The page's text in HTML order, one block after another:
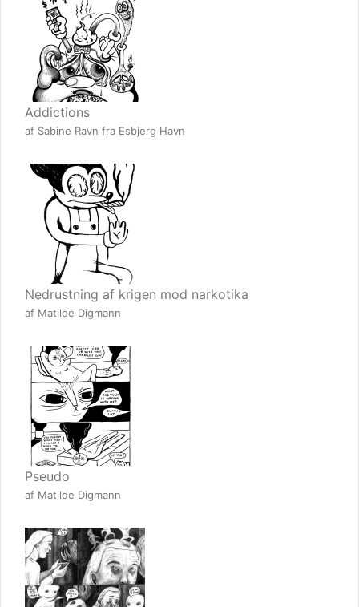
Addictions
af Sabine Ravn fra Esbjerg Havn
Nedrustning af krigen mod narkotika
af Matilde Digmann
Pseudo
af Matilde Digmann